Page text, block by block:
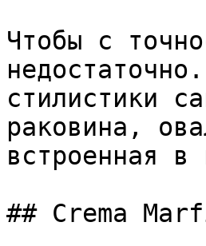
Чтобы с
стилистики
раковина,
встроенная в
## Crema